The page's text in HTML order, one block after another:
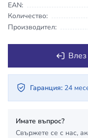
EAN:
Количество:
Производител:
Гаранция: 24
Имате въпрос?
Свържете се с нас,